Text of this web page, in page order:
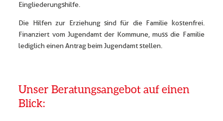
Eingliederungshilfe.
Die Hilfen zur Erziehung sind für die Familie kostenfrei.
Finanziert vom Jugendamt der Kommune, muss die Familie
lediglich einen Antrag beim Jugendamt stellen.
Unser Beratungsangebot auf einen
Blick: